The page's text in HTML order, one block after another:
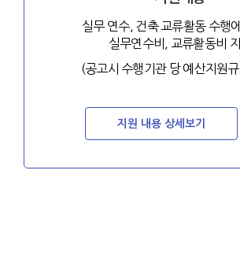
실무 연수, 건축 교류활동 수행
실무연수비, 교류활동비
(공고시 수행기관 당 예산지원
지원 내용 상세보기